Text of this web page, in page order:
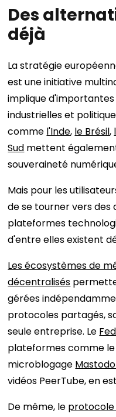
Des
déjà
La stratégie
est une initiative
implique
industrielles et
comme l'Inde, le Brésil,
Sud mettent
souveraineté
Mais pour les
de se tourner vers des
plateformes
d'entre elles existent
Les écosystèmes de
décentralisés
gérées
protocoles partagés,
seule entreprise. Le
plateformes comme
microblogage
vidéos PeerTube, en
De même, le protocole